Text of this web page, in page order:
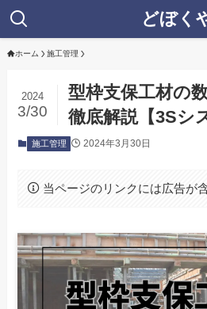
どぼく
ホーム 施工管理
型枠支保工材の
徹底解説【3Sシ
2024
3/30
施工管理 2024年3月30日
当ページのリンクには広告が